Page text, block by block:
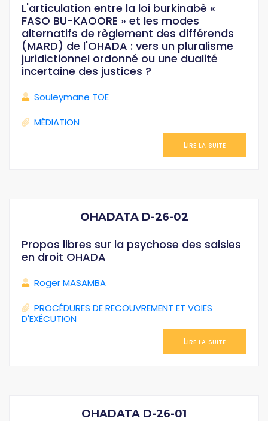
L'articulation entre la loi burkinabè «
FASO BU-KAOORE » et les modes
alternatifs de règlement des différends
(MARD) de l'OHADA : vers un pluralisme
juridictionnel ordonné ou une dualité
incertaine des justices ?
Souleymane TOE
MÉDIATION
Lire la suite
OHADATA D-26-02
Propos libres sur la psychose des saisies
en droit OHADA
Roger MASAMBA
PROCÉDURES DE RECOUVREMENT ET VOIES
D'EXÉCUTION
Lire la suite
OHADATA D-26-01